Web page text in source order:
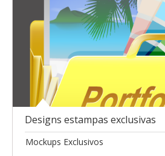
Designs estampas exclusivas
Mockups Exclusivos